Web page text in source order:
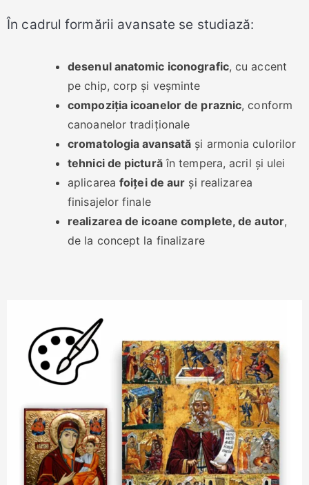
În cadrul formării avansate se studiază:
desenul anatomic iconografic, cu accent
pe chip, corp și veșminte
compoziția icoanelor de praznic, conform
canoanelor tradiționale
cromatologia avansată și armonia culorilor
tehnici de picturăîn tempera, acril și ulei
aplicarea foiței de aur și realizarea
finisajelor finale
realizarea de icoane complete, de autor,
de la concept la finalizare